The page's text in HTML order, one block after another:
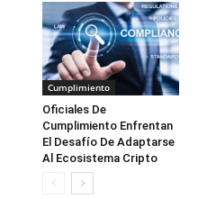
Cumplimiento
Oficiales De
Cumplimiento Enfrentan
El Desafío De Adaptarse
Al Ecosistema Cripto